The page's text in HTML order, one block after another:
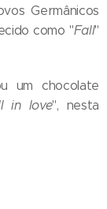
Germânicos
como "Fall"
um chocolate
in love", nesta